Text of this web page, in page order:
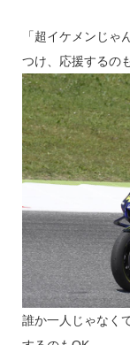
「超イケメンじ
つけ、応援するの
誰か一人じゃなく